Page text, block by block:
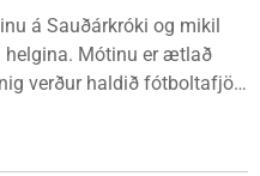
á Sauðárkróki og mikil
helgina. Mótinu er ætlað
verður haldið fótboltafjör
föstudaginn 7. ágúst